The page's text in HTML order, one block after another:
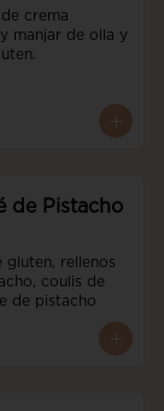
crema
manjar de olla y
de Pistacho
gluten, rellenos
coulis de
de pistacho